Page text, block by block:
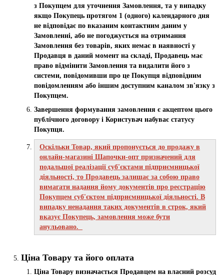
з Покупцем для уточнення Замовлення, та у випадку
якщо Покупець протягом 1 (одного) календарного дня
не відповідає по вказаним контактним даним у
Замовленні, або не погоджується на отримання
Замовлення без товарів, яких немає в наявності у
Продавця в даний момент на складі, Продавець має
право відмінити Замовлення та видалити його з
системи, повідомивши про це Покупця відповідним
повідомленням або іншим доступним каналом зв'язку з
Покупцем.
Завершення формування замовлення є акцептом цього
публічного договору і Користувач набуває статусу
Покупця.
Оскільки Товар, який пропонується до продажу в
онлайн-магазині Шапочки-опт призначений для
подальшої реалізації суб'єктами підприємницької
діяльності, то Продавець залишає за собою право
вимагати надання йому документів про реєстрацію
Покупцем суб'єктом підприємницької діяльності. В
випадку ненадання таких документів в строк, який
вказує Покупець, замовлення може бути
анульовано.
Ціна Товару та його оплата
Ціна Товару визначається Продавцем на власний розсуд